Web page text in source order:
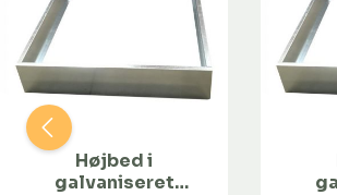
Højbed i
galvaniseret